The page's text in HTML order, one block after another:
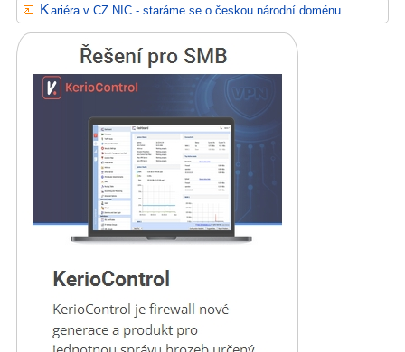
Kariéra v CZ.NIC - staráme se o českou národní doménu